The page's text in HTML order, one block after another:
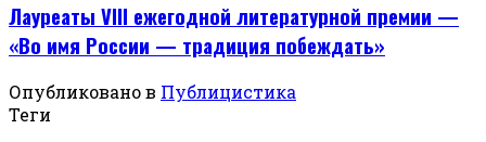
Лауреаты VIII ежегодной литературной премии —
«Во имя России — традиция побеждать»
Опубликовано в Публицистика
Теги